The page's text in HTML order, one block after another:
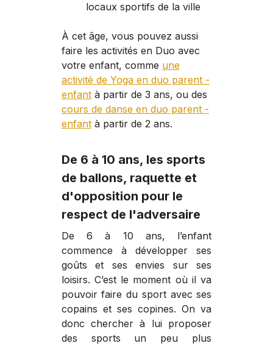
locaux sportifs de la ville
À cet âge, vous pouvez aussi
faire les activités en Duo avec
votre enfant, comme une
activité de Yoga en duo parent -
enfant à partir de 3 ans, ou des
cours de danse en duo parent -
enfant à partir de 2 ans.
De 6 à 10 ans, les sports
de ballons, raquette et
d'opposition pour le
respect de l'adversaire
De 6 à 10 ans, l’enfant
commence à développer ses
goûts et ses envies sur ses
loisirs. C’est le moment où il va
pouvoir faire du sport avec ses
copains et ses copines. On va
donc chercher à lui proposer
des sports un peu plus